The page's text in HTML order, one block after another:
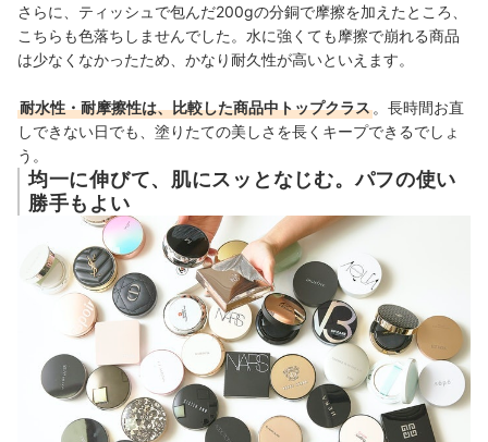
さらに、ティッシュで包んだ200gの分銅で摩擦を加えたところ、
こちらも色落ちしませんでした。水に強くても摩擦で崩れる商品
は少なくなかったため、かなり耐久性が高いといえます。
耐水性・耐摩擦性は、比較した商品中トップクラス 。長時間お直
しできない日でも、塗りたての美しさを長くキープできるでしょ
う。
均一に伸びて、肌にスッとなじむ。パフの使い
勝手もよい